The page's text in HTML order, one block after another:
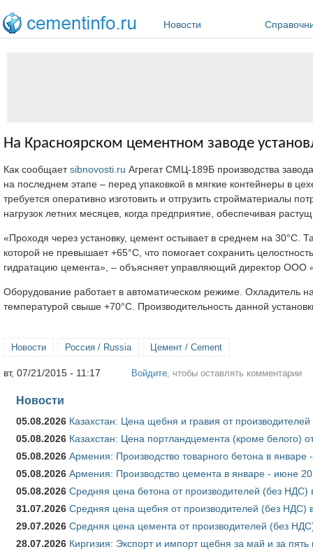
Новости
На Красноярском цементном заводе
Как сообщаетsibnovosti.ru Агрегат СМЦ-189Б производства
на последнем этапе – перед упаковкой в мягкие контейнеры в
требуется оперативно изготовить и отгрузить стройматериалы
нагрузок летних месяцев, когда предприятие, обеспечивая
«Проходя через установку, цемент остывает в среднем на 30°С.
которой не превышает +65°С, что помогает сохранить
гидратацию цемента», – объясняет управляющий директор ООО
Оборудование работает в автоматическом режиме. Охладитель
температурой свыше +70°С. Производительность данной
Новости Россия / Russia Цемент / Cement
вт, 07/21/2015 - 11:17 Войдите , чтобы оставлять комментарии
Новости
05.08.2026 Казахстан: Цена щебня и гравия от
05.08.2026 Казахстан: Цена портландцемента (кроме белого)
05.08.2026 Армения: Производство товарного бетона в январе
05.08.2026 Армения: Производство цемента в январе - июне
05.08.2026 Средняя цена бетона от производителей (без НДС)
31.07.2026 Средняя цена щебня от производителей (без НДС)
29.07.2026 Средняя цена цемента от производителей (без
28.07.2026 Киргизия: Экспорт и импорт щебня за май и за